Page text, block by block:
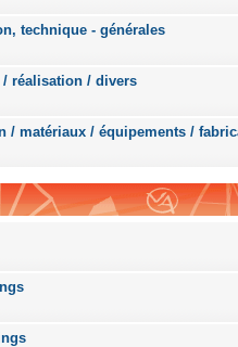
technique - générales
réalisation / divers
/ matériaux / équipements /